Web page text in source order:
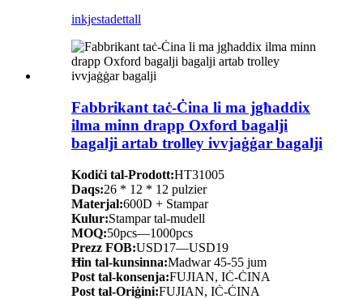
inkjestadettall
Fabbrikant taċ-Ċina li ma jgħaddix
ilma minn drapp Oxford bagalji
bagalji artab trolley ivvjaġġar bagalji
Kodiċi tal-Prodott:HT31005
Daqs:26 * 12 * 12 pulzier
Materjal:600D + Stampar
Kulur:Stampar tal-mudell
MOQ:50pcs—1000pcs
Prezz FOB:USD17—USD19
Ħin tal-kunsinna:Madwar 45-55 jum
Post tal-konsenja:FUJIAN, IĊ-ĊINA
Post tal-Oriġini:FUJIAN, IĊ-ĊINA